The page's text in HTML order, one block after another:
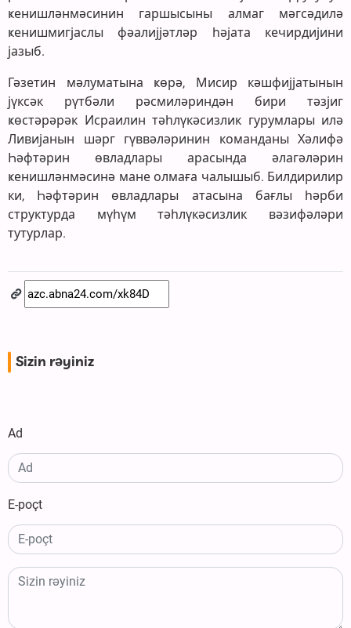
ҝенишләнмәсинин гаршысыны алмаг мәгсәдилә
ҝенишмигјаслы фәалијјәтләр һәјата кечирдијини
јазыб.
Гәзетин мәлуматына ҝөрә, Мисир кәшфијјатынын
јүксәк рүтбәли рәсмиләриндән бири тәзјиг
ҝөстәрәрәк Исраилин тәһлүкәсизлик гурумлары илә
Ливијанын шәрг гүввәләринин команданы Хәлифә
Һәфтәрин өвладлары арасында әлагәләрин
ҝенишләнмәсинә мане олмаға чалышыб. Билдирилир
ки, Һәфтәрин өвладлары атасына бағлы һәрби
структурда мүһүм тәһлүкәсизлик вәзифәләри
тутурлар.
Sizin rəyiniz
Ad
E-poçt